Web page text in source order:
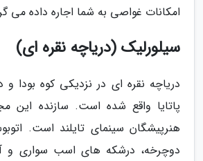
امکانات غواصی به شما اجاره داده می
سیلورلیک (دریاچه نقره ای)
پاتایا واقع شده است. سازنده این
هنرپیشگان سینمای تایلند است.
دوچرخه، درشکه های اسب سواری و